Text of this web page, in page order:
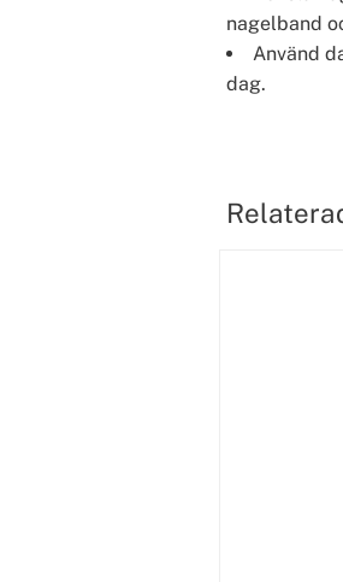
nagelband
Använd
dag.